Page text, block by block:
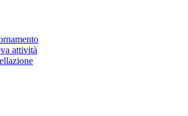
attività